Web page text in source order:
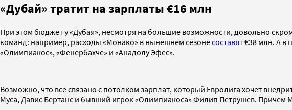
«Дубай» тратит на зарплаты €16 млн
При этом бюджет у «Дубая», несмотря на большие возможности, довольно
команд: например, расходы «Монако» в нынешнем сезонесоставят€38 млн. А в
«Олимпиакос», «Фенербахче» и «Анадолу Эфес».
Возможно, что все связано с потолком зарплат, который Евролига хочет
Муса, Давис Бертанс и бывший игрок «Олимпиакоса» Филип Петрушев. Причем